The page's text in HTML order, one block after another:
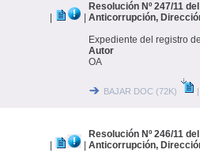
Resolución Nº 247/11
Anticorrupción,
Expediente del registro
Autor
OA
BAJAR DOC (72K) |
Resolución Nº 246/11
Anticorrupción,